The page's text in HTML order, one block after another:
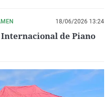
18/06/2026 13:24
de Piano